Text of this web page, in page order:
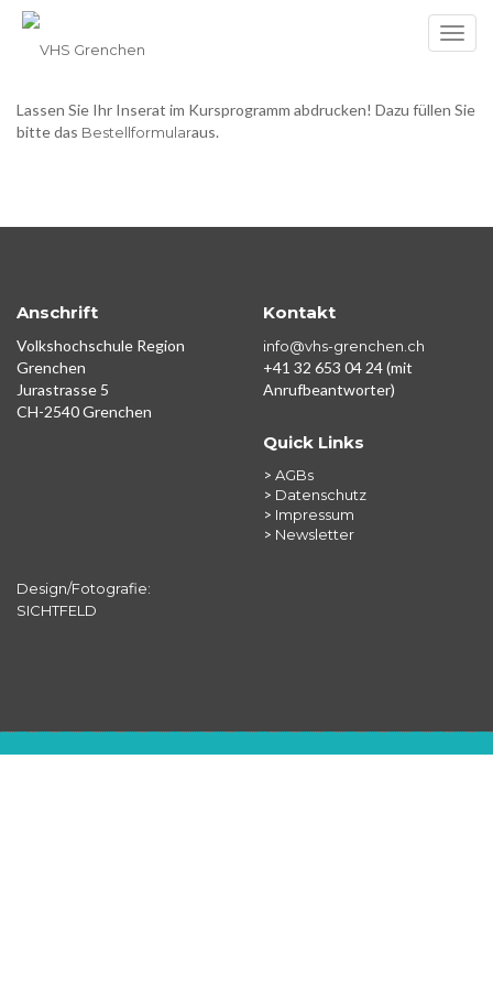
Ihre Werbung in über 26’000 VHS-Programmheften in mehr als 20
Lassen Sie Ihr Inserat im Kursprogramm abdrucken! Dazu füllen Sie
bitte das Bestellformularaus.
Anschrift
Volkshochschule Region
Grenchen
Jurastrasse 5
CH-2540 Grenchen
Kontakt
info@vhs-grenchen.ch
+41 32 653 04 24 (mit
Anrufbeantworter)
Quick Links
> AGBs
> Datenschutz
> Impressum
> Newsletter
Design/Fotografie:
SICHTFELD